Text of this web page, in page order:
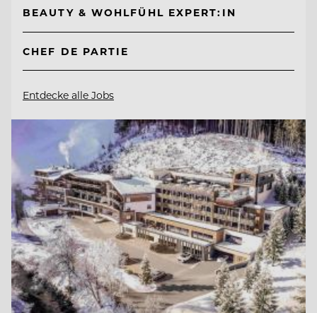
BEAUTY & WOHLFÜHL EXPERT:IN
CHEF DE PARTIE
Entdecke alle Jobs